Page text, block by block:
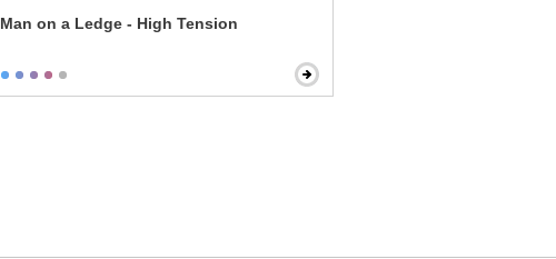
Man on a Ledge - High Tension